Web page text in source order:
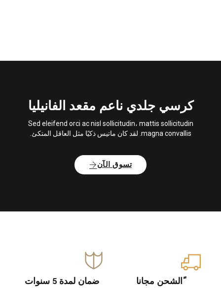
كرسي جلدي ناعم مقعد الفانيليا
Sed eleifend orci ac nisl sollicitudin، mattis sollicitudin
magna convallis. لقد كان ماتيس ذكيًا مثل العاقل المتكئ.
تسوق الآن
ًالشحن مجانا ضمان لمدة 5 سنوات